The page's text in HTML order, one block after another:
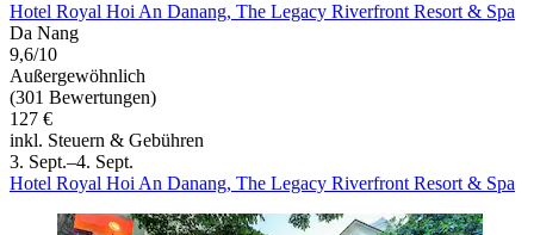
Hotel Royal Hoi An Danang, The Legacy Riverfront Resort & Spa
Da Nang
9,6/10
Außergewöhnlich
(301 Bewertungen)
127 €
inkl. Steuern & Gebühren
3. Sept.–4. Sept.
Hotel Royal Hoi An Danang, The Legacy Riverfront Resort & Spa